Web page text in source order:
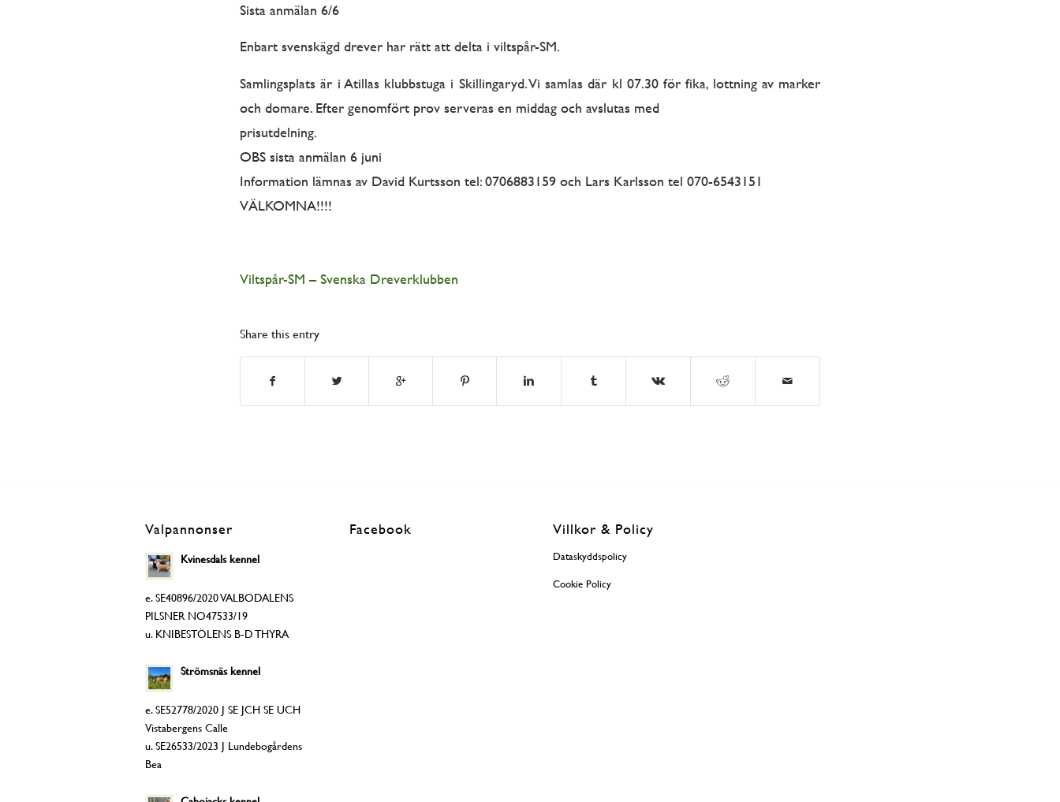
Sista anmälan 6/6
Enbart svenskägd drever har rätt att delta i viltspår-SM.
Samlingsplats är i Atillas klubbstuga i Skillingaryd. Vi samlas där kl 07.30 för fika, lottning av marker
och domare. Efter genomfört prov serveras en middag och avslutas med
prisutdelning.
OBS sista anmälan 6 juni
Information lämnas av David Kurtsson tel: 0706883159 och Lars Karlsson tel 070-6543151
VÄLKOMNA!!!!
Viltspår-SM – Svenska Dreverklubben
Share this entry
Valpannonser
Kvinesdals kennel
e. SE40896/2020 VALBODALENS
PILSNER NO47533/19
u. KNIBESTÖLENS B-D THYRA
Strömsnäs kennel
e. SE52778/2020 J SE JCH SE UCH
Vistabergens Calle
u. SE26533/2023 J Lundebogårdens
Bea
Facebook Villkor & Policy
Dataskyddspolicy
Cookie Policy